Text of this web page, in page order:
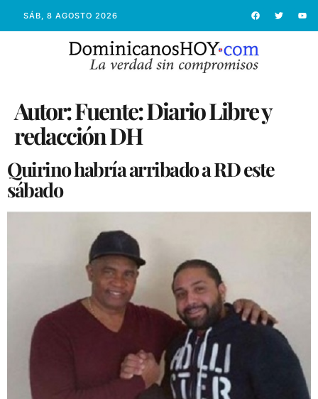
SÁB, 8 AGOSTO 2026
Autor:Fuente: Diario Libre y
redacción DH
Quirino habría arribado a RD este
sábado